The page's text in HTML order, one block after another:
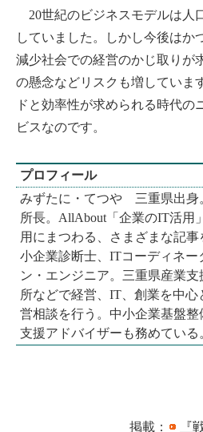
20世紀のビジネスモデルは人
していました。しかし今後はか
減少社会での経営のかじ取りが
の懸念などリスクも増していま
ドと効率性が求められる時代の
ビスなのです。
プロフィール
みずたに・てつや 三重県出身
所長。AllAbout「企業のIT活用
用にまつわる、さまざまな記
小企業診断士、ITコーディネー
ン・エンジニア。三重県産業
所などで経営、IT、創業を中心
営相談を行う。中小企業基盤
支援アドバイザーも務めている
掲載： 『